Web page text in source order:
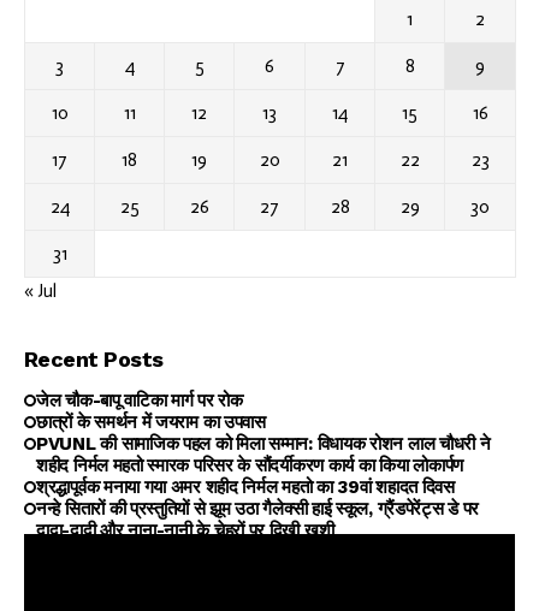
1 2
3 4 5 6 7 8 9
10 11 12 13 14 15 16
17 18 19 20 21 22 23
24 25 26 27 28 29 30
31
« Jul
Recent Posts
जेल चौक-बापू वाटिका मार्ग पर रोक
छात्रों के समर्थन में जयराम का उपवास
PVUNL की सामाजिक पहल को मिला सम्मान: विधायक रोशन लाल चौधरी ने
शहीद निर्मल महतो स्मारक परिसर के सौंदर्यीकरण कार्य का किया लोकार्पण
श्रद्धापूर्वक मनाया गया अमर शहीद निर्मल महतो का 39वां शहादत दिवस
नन्हे सितारों की प्रस्तुतियों से झूम उठा गैलेक्सी हाई स्कूल, ग्रैंडपेरेंट्स डे पर
दादा-दादी और नाना-नानी के चेहरों पर दिखी खुशी